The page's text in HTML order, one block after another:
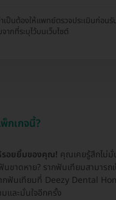
เป็นต้องให้แพทย์ตรวจประเมินก่อนรั
ากที่ระบุไว้บนเว็บไซต์
กเกจนี้?
รอยยิ้มของคุณ! คุณเคยรู้สึกไม่มั่
ฟันขาดหาย? รากฟันเทียมสามา
กฟันเทียมที่ Deezy Dental
และมั่นใจอีกครั้ง